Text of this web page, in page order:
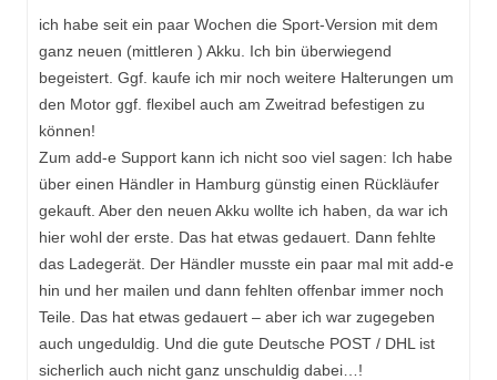
ich habe seit ein paar Wochen die Sport-Version mit dem
ganz neuen (mittleren ) Akku. Ich bin überwiegend
begeistert. Ggf. kaufe ich mir noch weitere Halterungen um
den Motor ggf. flexibel auch am Zweitrad befestigen zu
können!
Zum add-e Support kann ich nicht soo viel sagen: Ich habe
über einen Händler in Hamburg günstig einen Rückläufer
gekauft. Aber den neuen Akku wollte ich haben, da war ich
hier wohl der erste. Das hat etwas gedauert. Dann fehlte
das Ladegerät. Der Händler musste ein paar mal mit add-e
hin und her mailen und dann fehlten offenbar immer noch
Teile. Das hat etwas gedauert – aber ich war zugegeben
auch ungeduldig. Und die gute Deutsche POST / DHL ist
sicherlich auch nicht ganz unschuldig dabei…!